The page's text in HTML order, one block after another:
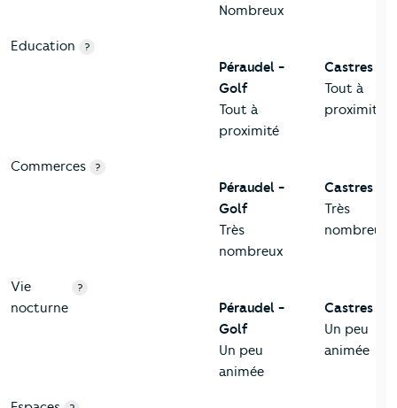
Nombreux
Education ?
Péraudel -
Golf
Tout à
proximité
Castres
Tout à
proximité
Commerces ?
Péraudel -
Golf
Très
nombreux
Castres
Très
nombreux
Vie
nocturne
?
Péraudel -
Golf
Un peu
animée
Castres
Un peu
animée